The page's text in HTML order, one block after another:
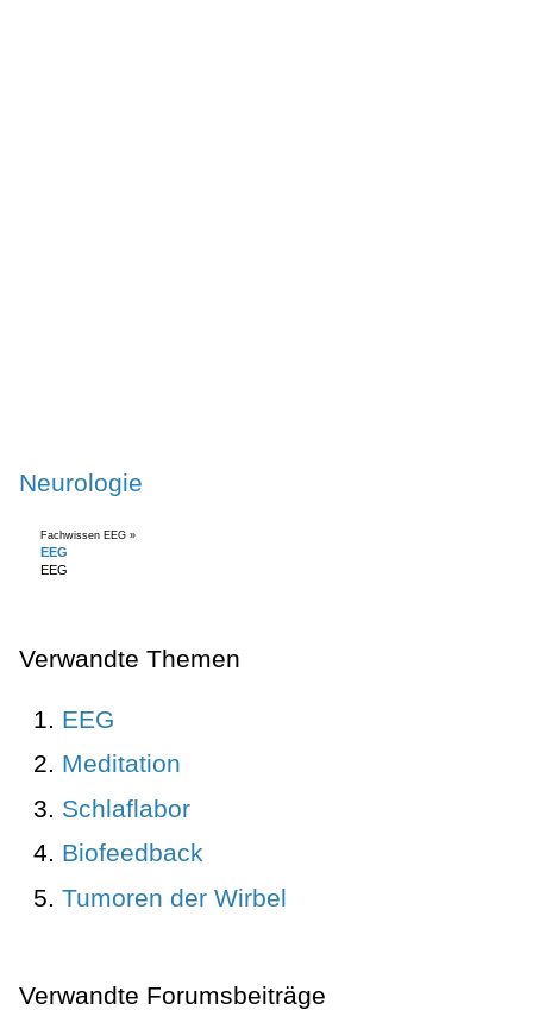
Neurologie
Fachwissen EEG »
EEG
EEG
Verwandte Themen
EEG
Meditation
Schlaflabor
Biofeedback
Tumoren der Wirbel
Verwandte Forumsbeiträge